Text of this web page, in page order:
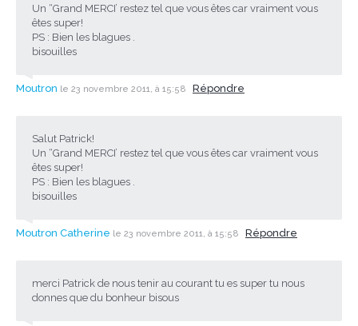
Un “Grand MERCI’ restez tel que vous êtes car vraiment vous
êtes super!
PS : Bien les blagues .
bisouilles
Moutron le 23 novembre 2011, à 15:58 Répondre
Salut Patrick!
Un “Grand MERCI’ restez tel que vous êtes car vraiment vous
êtes super!
PS : Bien les blagues .
bisouilles
Moutron Catherine le 23 novembre 2011, à 15:58 Répondre
merci Patrick de nous tenir au courant tu es super tu nous
donnes que du bonheur bisous